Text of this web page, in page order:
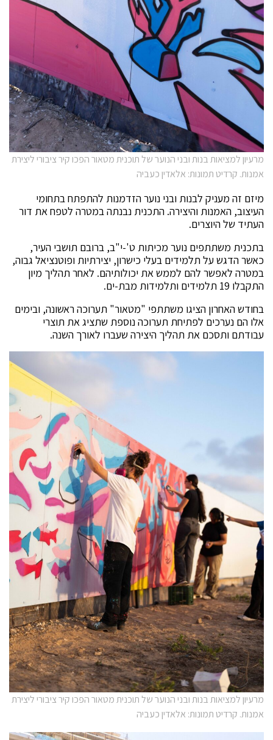
מרעיון למציאות בנות ובני הנוער של תוכנית מטאור הפכו קיר ציבורי ליצירת
אמנות. קרדיט תמונות: אלאדין כעביה
מיזם זה מעניק לבנות ובני נוער הזדמנות להתפתח בתחומי
העיצוב, האמנות והיצירה. התכנית נבנתה במטרה לטפח את דור
העתיד של היוצרים.
בתכנית משתתפים נוער מכיתות ט'-י"ב, ברובם תושבי העיר,
כאשר הדגש על תלמידים בעלי כישרון, יצירתיות ופוטנציאל גבוה,
במטרה לאפשר להם לממש את יכולותיהם. לאחר תהליך מיון
התקבלו 19 תלמידים ותלמידות מבת-ים.
בחודש האחרון הציגו משתתפי "מטאור" תערוכה ראשונה, ובימים
אלו הם נערכים לפתיחת תערוכה נוספת שתציג את תוצרי
עבודתם ותסכם את תהליך היצירה שעברו לאורך השנה.
מרעיון למציאות בנות ובני הנוער של תוכנית מטאור הפכו קיר ציבורי ליצירת
אמנות. קרדיט תמונות: אלאדין כעביה